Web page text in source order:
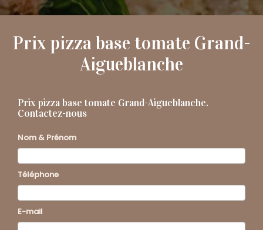
Prix pizza base tomate Grand-
Aigueblanche
Prix pizza base tomate Grand-Aigueblanche.
Contactez-nous
Nom & Prénom
Téléphone
E-mail